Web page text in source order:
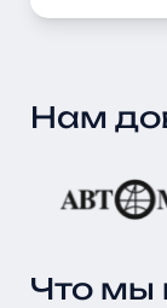
Нам
Что мы